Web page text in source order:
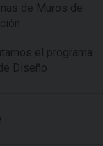
de Muros de
el programa
Diseño